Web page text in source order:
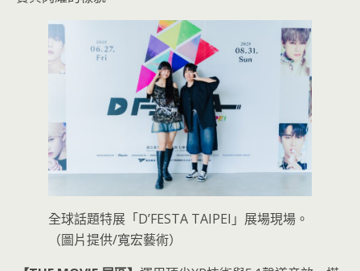
全球話題特展「D’FESTA TAIPEI」展場現場。
（圖片提供/寬宏藝術）